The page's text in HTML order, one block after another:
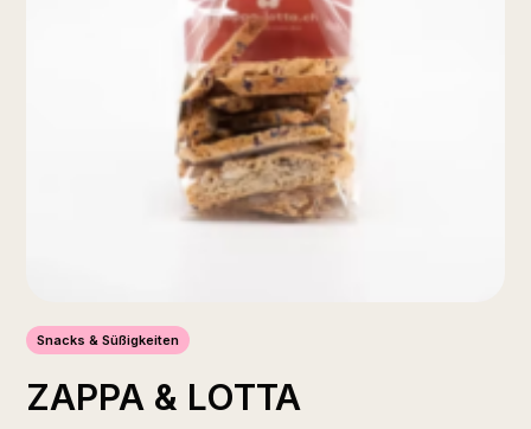
Snacks & Süßigkeiten
ZAPPA & LOTTA